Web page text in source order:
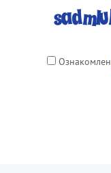
Ознакомлен